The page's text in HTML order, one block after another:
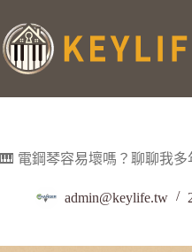
🎹 電鋼琴容易壞嗎？聊聊我
admin@keylife.tw